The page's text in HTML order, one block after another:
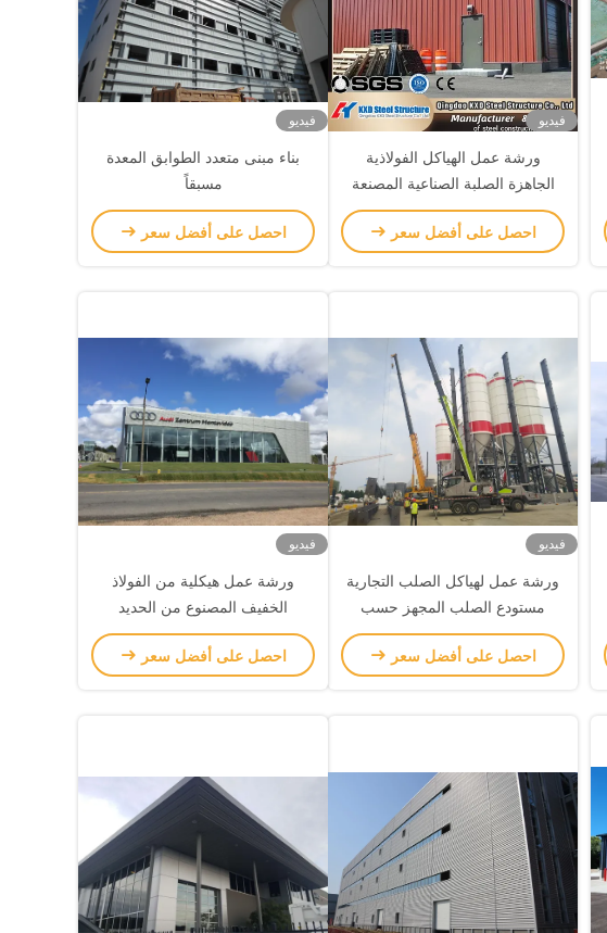
فيديو
ورشة عمل الهياكل الفولاذية
الجاهزة الصلبة الصناعية المصنعة
الجاهزة
احصل على أفضل سعر
فيديو
بناء مبنى متعدد الطوابق المعدة
مسبقاً
احصل على أفضل سعر
فيديو
ورشة عمل لهياكل الصلب التجارية
مستودع الصلب المجهز حسب
الطلب
احصل على أفضل سعر
فيديو
ورشة عمل هيكلية من الفولاذ
الخفيف المصنوع من الحديد
احصل على أفضل سعر